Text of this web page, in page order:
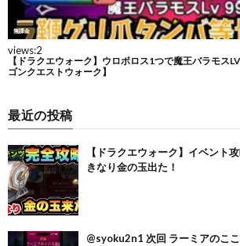
最近の投稿
【ドラクエウォーク】イベント
きなり金の玉出た！
@syoku2n1 次回 ラーミアのここ